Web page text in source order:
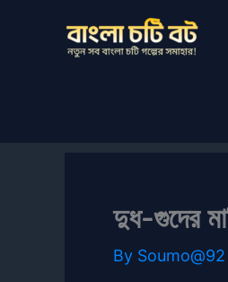
দুধ-গুদের
By Soumo@92